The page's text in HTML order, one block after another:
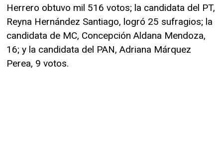
Herrero obtuvo mil 516 votos; la candidata del PT,
Reyna Hernández Santiago, logró 25 sufragios; la
candidata de MC, Concepción Aldana Mendoza,
16; y la candidata del PAN, Adriana Márquez
Perea, 9 votos.